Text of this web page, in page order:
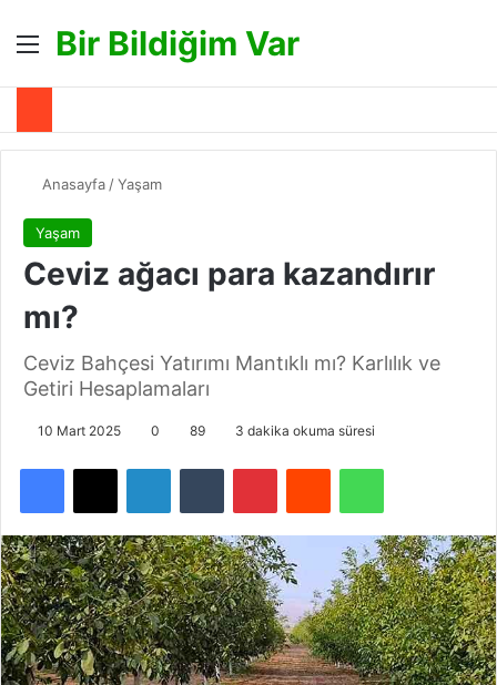
Menü
Bir Bildiğim Var
Anasayfa /Yaşam
Yaşam
Ceviz ağacı para kazandırır
mı?
Ceviz Bahçesi Yatırımı Mantıklı mı? Karlılık ve
Getiri Hesaplamaları
10 Mart 2025 0 89 3 dakika okuma süresi